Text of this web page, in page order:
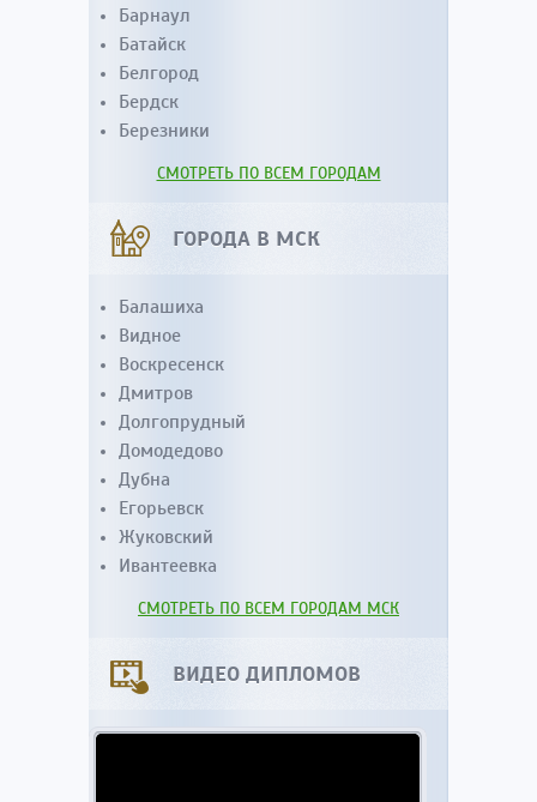
Барнаул
Батайск
Белгород
Бердск
Березники
СМОТРЕТЬ ПО ВСЕМ ГОРОДАМ
ГОРОДА В МСК
Балашиха
Видное
Воскресенск
Дмитров
Долгопрудный
Домодедово
Дубна
Егорьевск
Жуковский
Ивантеевка
СМОТРЕТЬ ПО ВСЕМ ГОРОДАМ МСК
ВИДЕО ДИПЛОМОВ